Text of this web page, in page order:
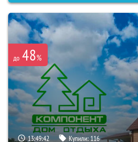
до 48%
13:49:41 Купили: 116